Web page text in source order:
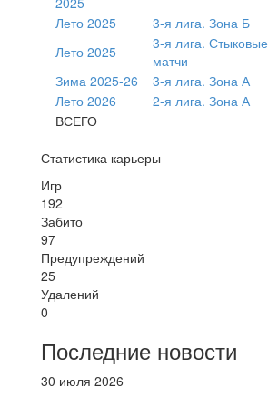
Лето 2025
3-я лига. Зона Б
Лето 2025
3-я лига. Стыковые
матчи
Зима 2025-26
3-я лига. Зона А
Лето 2026
2-я лига. Зона А
ВСЕГО
Статистика карьеры
Игр
192
Забито
97
Предупреждений
25
Удалений
0
Последние новости
30 июля 2026